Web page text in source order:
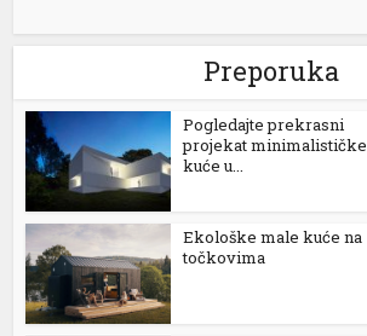
Preporuka
Pogledajte prekrasni
projekat minimalističke
kuće u...
Ekološke male kuće na
točkovima